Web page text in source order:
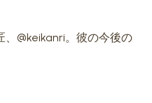
@keikanri。彼の今後の